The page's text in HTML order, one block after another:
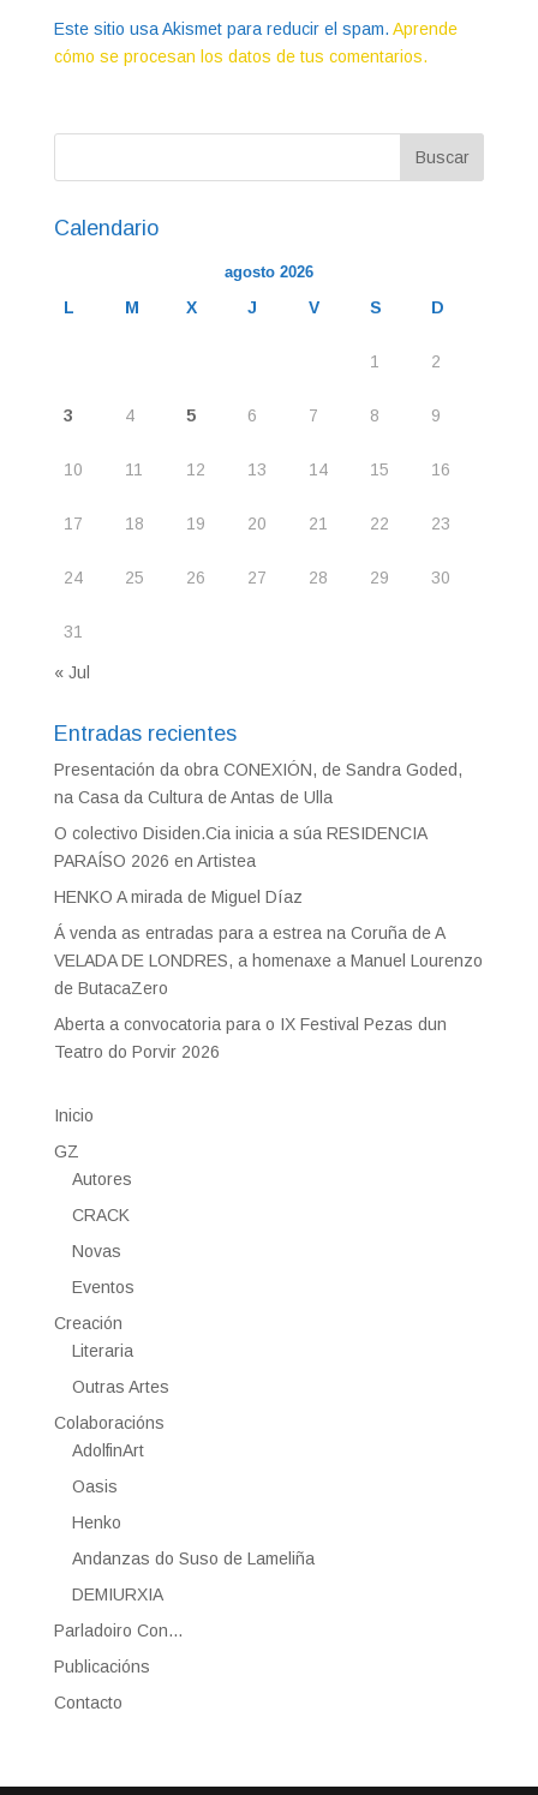
Este sitio usa Akismet para reducir el spam. Aprende
cómo se procesan los datos de tus comentarios.
Calendario
agosto 2026
L M X J V S D
1 2
3 4 5 6 7 8 9
10 11 12 13 14 15 16
17 18 19 20 21 22 23
24 25 26 27 28 29 30
31
« Jul
Entradas recientes
Presentación da obra CONEXIÓN, de Sandra Goded,
na Casa da Cultura de Antas de Ulla
O colectivo Disiden.Cia inicia a súa RESIDENCIA
PARAÍSO 2026 en Artistea
HENKO A mirada de Miguel Díaz
Á venda as entradas para a estrea na Coruña de A
VELADA DE LONDRES, a homenaxe a Manuel Lourenzo
de ButacaZero
Aberta a convocatoria para o IX Festival Pezas dun
Teatro do Porvir 2026
Inicio
GZ
Autores
CRACK
Novas
Eventos
Creación
Literaria
Outras Artes
Colaboracións
AdolfinArt
Oasis
Henko
Andanzas do Suso de Lameliña
DEMIURXIA
Parladoiro Con…
Publicacións
Contacto